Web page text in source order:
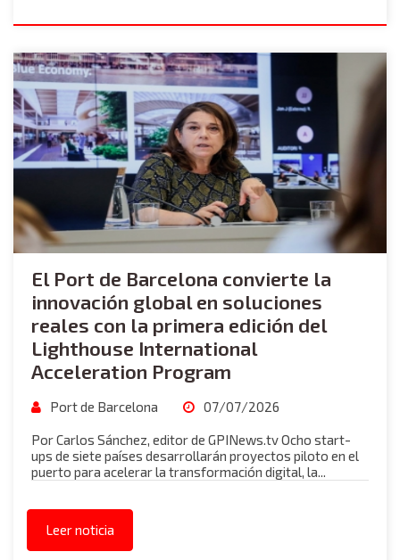
El Port de Barcelona convierte la
innovación global en soluciones
reales con la primera edición del
Lighthouse International
Acceleration Program
Port de Barcelona 07/07/2026
Por Carlos Sánchez, editor de GPINews.tv Ocho start-
ups de siete países desarrollarán proyectos piloto en el
puerto para acelerar la transformación digital, la...
Leer noticia